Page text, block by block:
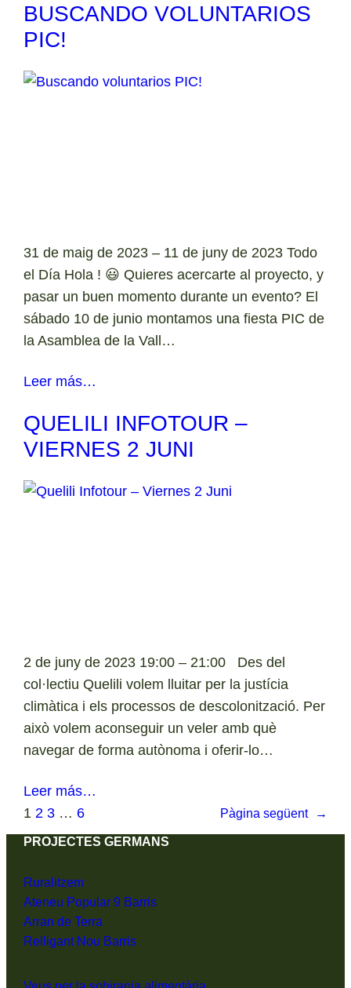
BUSCANDO VOLUNTARIOS
PIC!
31 de maig de 2023 – 11 de juny de 2023 Todo
el Día Hola ! 😃 Quieres acercarte al proyecto, y
pasar un buen momento durante un evento? El
sábado 10 de junio montamos una fiesta PIC de
la Asamblea de la Vall…
Leer más…
QUELILI INFOTOUR –
VIERNES 2 JUNI
2 de juny de 2023 19:00 – 21:00 Des del
col·lectiu Quelili volem lluitar per la justícia
climàtica i els processos de descolonització. Per
això volem aconseguir un veler amb què
navegar de forma autònoma i oferir-lo…
Leer más…
1 2 3 … 6 Pàgina següent →
PROJECTES GERMANS
Ruralitzem
Ateneu Popular 9 Barris
Arran de Terra
Relligant Nou Barris